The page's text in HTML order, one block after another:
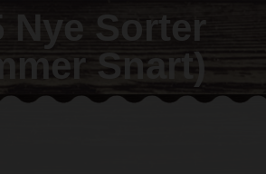
Nye Sorter
Snart)